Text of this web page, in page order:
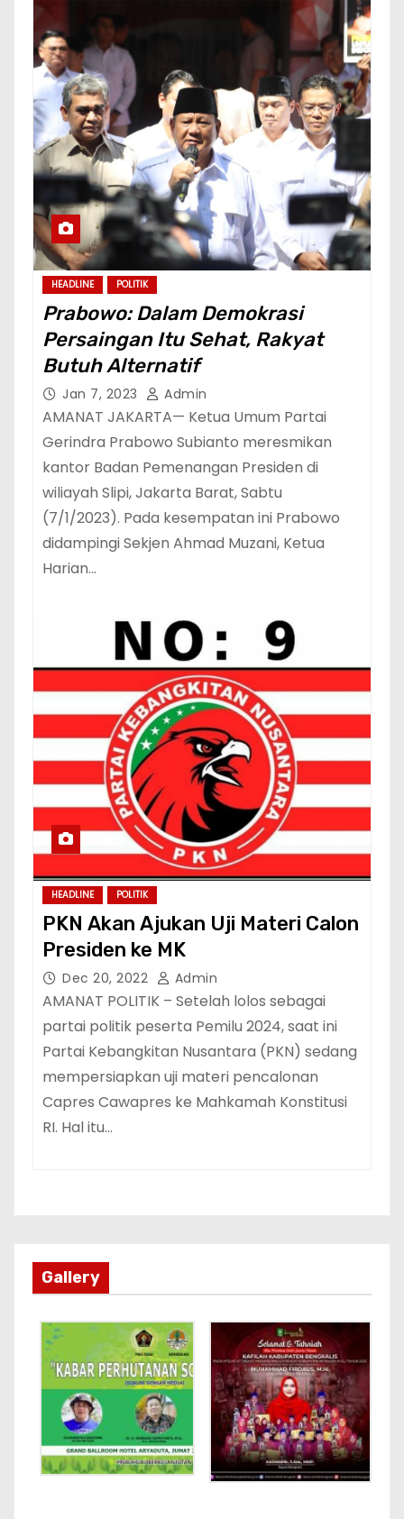
HEADLINE POLITIK
Prabowo: Dalam Demokrasi
Persaingan Itu Sehat, Rakyat
Butuh Alternatif
Jan 7, 2023 Admin
AMANAT JAKARTA— Ketua Umum Partai
Gerindra Prabowo Subianto meresmikan
kantor Badan Pemenangan Presiden di
wiliayah Slipi, Jakarta Barat, Sabtu
(7/1/2023). Pada kesempatan ini Prabowo
didampingi Sekjen Ahmad Muzani, Ketua
Harian…
HEADLINE POLITIK
PKN Akan Ajukan Uji Materi Calon
Presiden ke MK
Dec 20, 2022 Admin
AMANAT POLITIK – Setelah lolos sebagai
partai politik peserta Pemilu 2024, saat ini
Partai Kebangkitan Nusantara (PKN) sedang
mempersiapkan uji materi pencalonan
Capres Cawapres ke Mahkamah Konstitusi
RI. Hal itu…
Gallery